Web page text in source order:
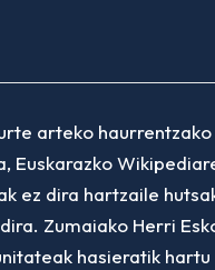
arteko haurrentzako
Euskarazko
ez dira hartzaile
Zumaiako Herri
hasieratik